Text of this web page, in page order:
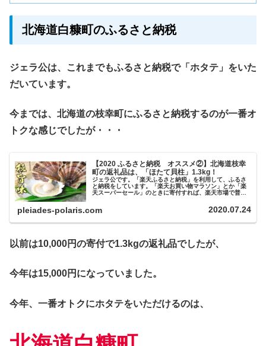
北海道白糠町のふるさと納税
ジェラ公は、これまでもふるさと納税で「ホタテ」をいた
だいています。
今までは、北海道の枝幸町にふるさと納税するのが一番オ
トクな感じでしたが・・・
【2020 ふるさと納税 オススメ②】北海道枝幸
町の返礼品は、「ほたて貝柱」1.3kg！
ジェラ公です。「楽天ふるさと納税」を利用して、ふるさ
と納税をしています。「楽天お買い物マラソン」とか「楽
天スーパーセール」のときに寄付すれば、楽天市場で普通
pleiades-polaris.com 2020.07.24
以前は10,000円の寄付で1.3kgの返礼品でしたが、
今年は15,000円になっていました。
今年、一番オトクにホタテをいただけるのは、